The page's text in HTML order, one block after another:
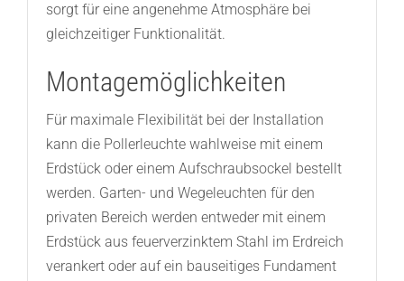
sorgt für eine angenehme Atmosphäre bei
gleichzeitiger Funktionalität.
Montagemöglichkeiten
Für maximale Flexibilität bei der Installation
kann die Pollerleuchte wahlweise mit einem
Erdstück oder einem Aufschraubsockel bestellt
werden. Garten- und Wegeleuchten für den
privaten Bereich werden entweder mit einem
Erdstück aus feuerverzinktem Stahl im Erdreich
verankert oder auf ein bauseitiges Fundament